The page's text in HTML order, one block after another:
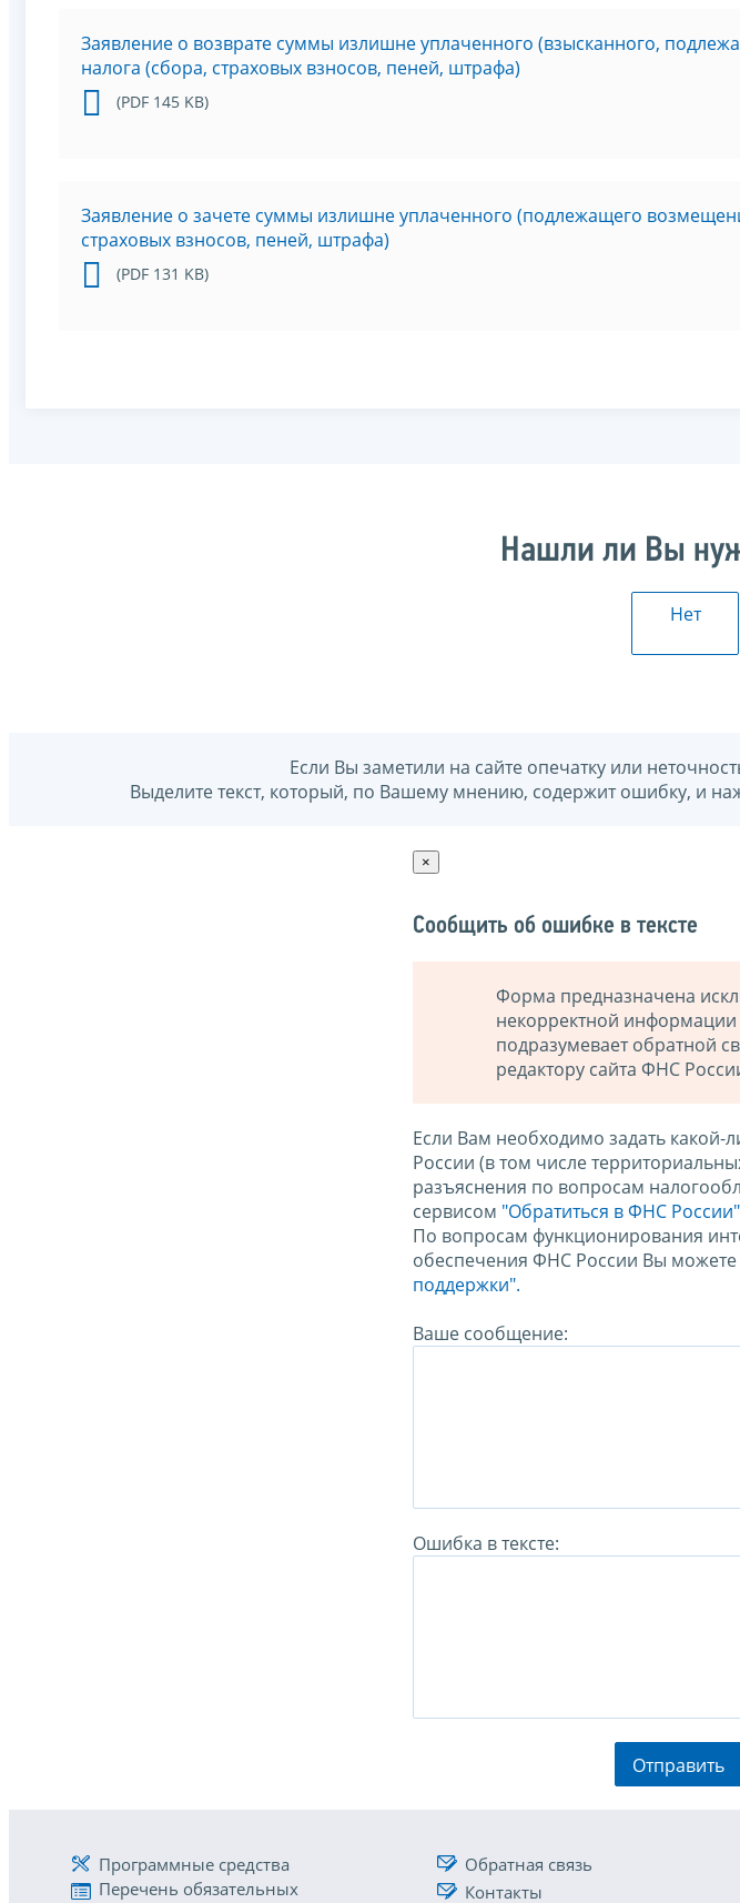
Заявление о возврате суммы излишне уплаченного (взысканного,
налога (сбора, страховых взносов, пеней, штрафа)
(PDF 145 KB)
Заявление о зачете суммы излишне уплаченного (подлежащего
страховых взносов, пеней, штрафа)
(PDF 131 KB)
Нашли ли Вы
Нет
Если Вы заметили на сайте опечатку или
Выделите текст, который, по Вашему мнению, содержит ошибку, и
×
Сообщить об ошибке в тексте
Форма предназначена
некорректной
подразумевает обратной
редактору сайта ФНС
Если Вам необходимо задать какой-
России (в том числе
разъяснения по вопросам
сервисом "Обратиться в ФНС России"
По вопросам функционирования
обеспечения ФНС России Вы можете
поддержки".
Ваше сообщение:
Ошибка в тексте:
Отправить
Программные средства
Перечень обязательных
Обратная связь
Контакты